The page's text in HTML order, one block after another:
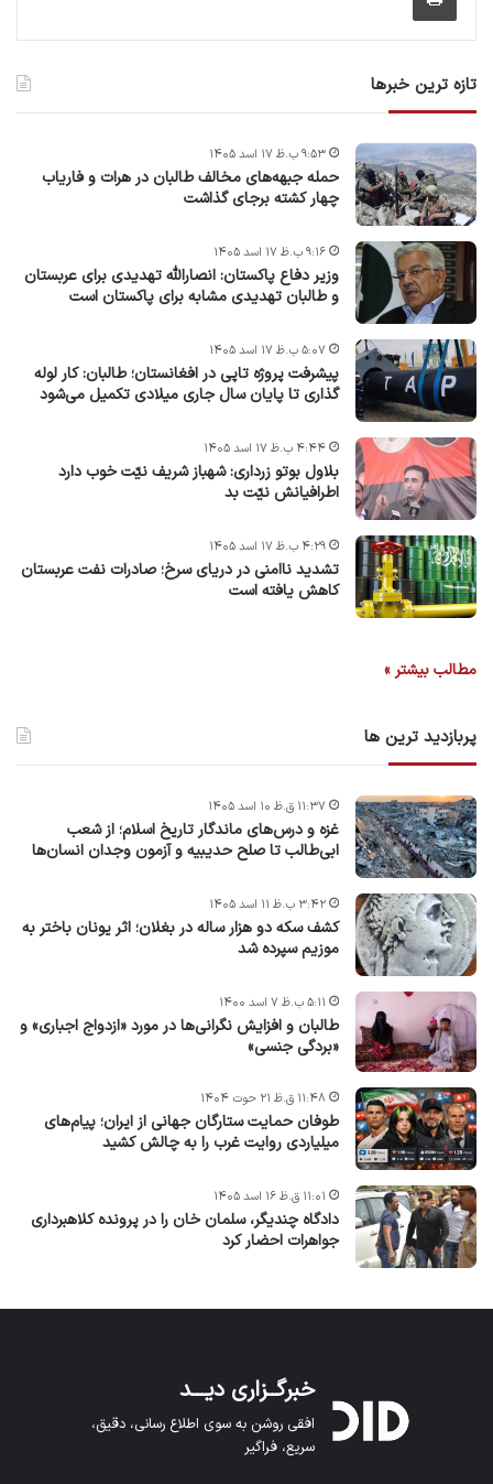
تازه ترین خبرها
حمله جبهه‌های مخالف طالبان در هرات و فاریاب
چهار کشته برجای گذاشت
۹:۵۳ ب.ظ ۱۷ اسد ۱۴۰۵
وزیر دفاع پاکستان: انصارالله تهدیدی برای عربستان
و طالبان تهدیدی مشابه برای پاکستان است
۹:۱۶ ب.ظ ۱۷ اسد ۱۴۰۵
پیشرفت پروژه‌ تاپی در افغانستان؛ طالبان: کار لوله
گذاری تا پایان سال جاری میلادی تکمیل می‌شود
۵:۰۷ ب.ظ ۱۷ اسد ۱۴۰۵
بلاول بوتو زرداری: شهباز شریف نیّت خوب دارد
اطرافیانش نیّت بد
۴:۴۴ ب.ظ ۱۷ اسد ۱۴۰۵
تشدید ناامنی در دریای سرخ؛ صادرات نفت عربستان
کاهش یافته است
۴:۲۹ ب.ظ ۱۷ اسد ۱۴۰۵
مطالب بیشتر »
پربازدید ترین ها
غزه و درس‌های ماندگار تاریخ اسلام؛ از شعب
ابی‌طالب تا صلح حدیبیه و آزمون وجدان انسان‌ها
۱۱:۳۷ ق.ظ ۱۰ اسد ۱۴۰۵
کشف سکه دو هزار ساله در بغلان؛ اثر یونان باختر به
موزیم سپرده شد
۳:۴۲ ب.ظ ۱۱ اسد ۱۴۰۵
طالبان و افزایش نگرانی‌ها در مورد «ازدواج اجباری» و
«بردگی جنسی»
۵:۱۱ ب.ظ ۷ اسد ۱۴۰۰
طوفان حمایت ستارگان جهانی از ایران؛ پیام‌های
میلیاردی روایت غرب را به چالش کشید
۱۱:۴۸ ق.ظ ۲۱ حوت ۱۴۰۴
دادگاه چندیگر، سلمان خان را در پرونده کلاهبرداری
جواهرات احضار کرد
۱۱:۰۱ ق.ظ ۱۶ اسد ۱۴۰۵
خبرگــزاری دیـــد
افقی روشن به سوی اطلاع رسانی، دقیق،
سریع، فراگیر